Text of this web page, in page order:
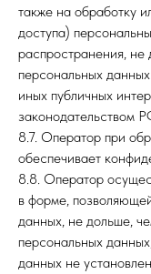
также на обработку
доступа)
распространения, не
персональных
иных публичных
законодательством
8.7. Оператор при
обеспечивает
8.8. Оператор
в форме,
данных, не дольше,
персональных
данных не